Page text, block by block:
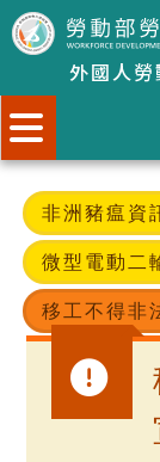
跳到主要內容區
外國人
非洲豬瘟資
微型電動二
移工不得非